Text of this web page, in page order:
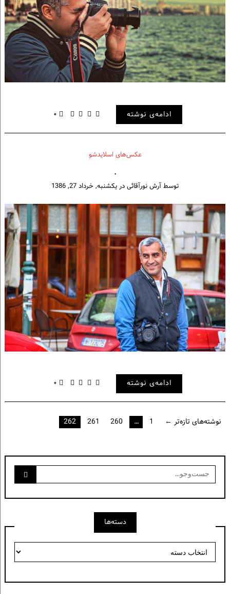
ادامه‌ی نوشته ۰
عکس‌های اسلایدشو
.
توسطآرش نورآقائیدریکشنبه, خرداد 27, 1386
ادامه‌ی نوشته ۰
راهبری
نوشته‌های تازه‌تر ← 1
…
260
261
262
جست‌وجو
برای:
دسته‌ها
دسته‌ها